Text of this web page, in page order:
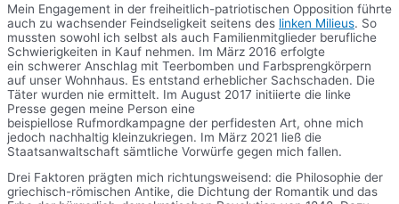
Mein Engagement in der freiheitlich-patriotischen Opposition führte
auch zu wachsender Feindseligkeit seitens des linken Milieus. So
mussten sowohl ich selbst als auch Familienmitglieder berufliche
Schwierigkeiten in Kauf nehmen. Im März 2016 erfolgte
ein schwerer Anschlag mit Teerbomben und Farbsprengkörpern
auf unser Wohnhaus. Es entstand erheblicher Sachschaden. Die
Täter wurden nie ermittelt. Im August 2017 initiierte die linke
Presse gegen meine Person eine
beispiellose Rufmordkampagne der perfidesten Art, ohne mich
jedoch nachhaltig kleinzukriegen. Im März 2021 ließ die
Staatsanwaltschaft sämtliche Vorwürfe gegen mich fallen.
Drei Faktoren prägten mich richtungsweisend: die Philosophie der
griechisch-römischen Antike, die Dichtung der Romantik und das